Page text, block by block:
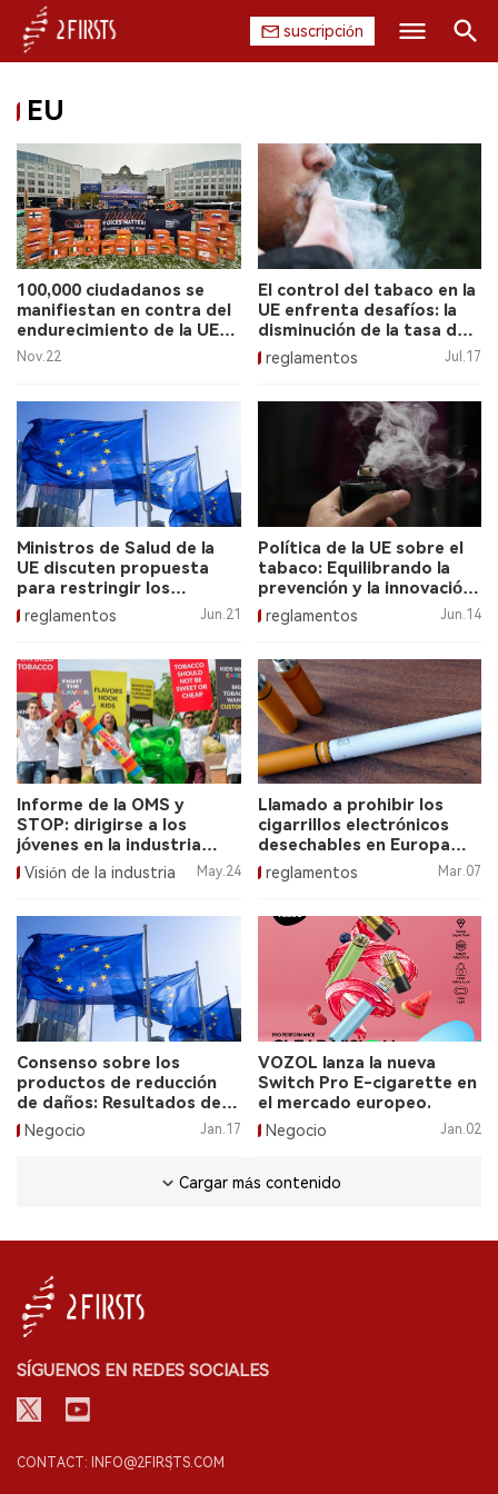
suscripción
INICIO
EMPRESA
PRODUCTO
REGULACIÓN
CHINA
EXPOSICIÓN
ENTREVISTA
EU
100,000 ciudadanos se
manifiestan en contra del
endurecimiento de la UE
sobre el vapeo.
Nov.22
El control del tabaco en la
UE enfrenta desafíos: la
disminución de la tasa de
fumadores no cumple con
las expectativas.
reglamentos Jul.17
Ministros de Salud de la
UE discuten propuesta
para restringir los
sabores de los productos
de nicotina.
reglamentos Jun.21
Política de la UE sobre el
tabaco: Equilibrando la
prevención y la innovación
en el tabaquismo.
reglamentos Jun.14
Informe de la OMS y
STOP: dirigirse a los
jóvenes en la industria
tabacalera
Visión de la industria May.24
Llamado a prohibir los
cigarrillos electrónicos
desechables en Europa
para el 2024.
reglamentos Mar.07
Consenso sobre los
productos de reducción
de daños: Resultados de la
consulta de la UE.
Negocio Jan.17
VOZOL lanza la nueva
Switch Pro E-cigarette en
el mercado europeo.
Negocio Jan.02
Cargar más contenido
SÍGUENOS EN REDES SOCIALES
CONTACT: INFO@2FIRSTS.COM